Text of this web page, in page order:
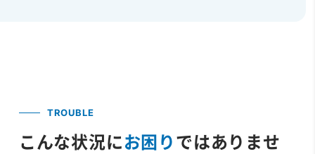
TROUBLE
こんな状況にお困り ではありませ